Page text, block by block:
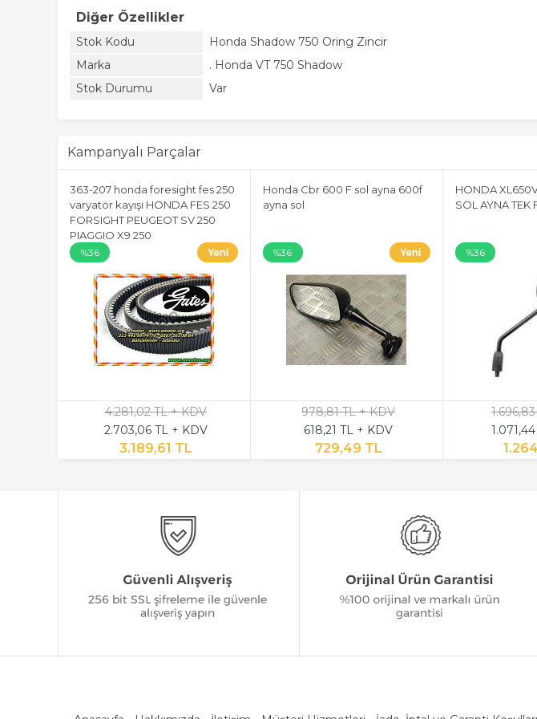
Diğer Özellikler
Stok Kodu
Honda Shadow 750 Oring Zincir
Marka
. Honda VT 750 Shadow
Stok Durumu
Var
Kampanyalı Parçalar
363-207 honda foresight fes 250
varyatör kayışı HONDA FES 250
FORSIGHT PEUGEOT SV 250
PIAGGIO X9 250
%36
4.281,02 TL + KDV
2.703,06 TL + KDV
3.189,61 TL
Honda Cbr 600 F sol ayna 600f
ayna sol
%36
978,81 TL + KDV
618,21 TL + KDV
729,49 TL
HONDA
SOL AYNA TEK
%36